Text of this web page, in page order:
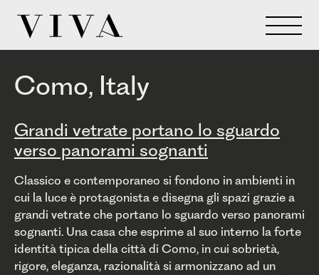
Como, Italy
Grandi vetrate portano lo sguardo
verso panorami sognanti
Classico e contemporaneo si fondono in ambienti in
cui la luce è protagonista e disegna gli spazi grazie a
grandi vetrate che portano lo sguardo verso panorami
sognanti. Una casa che esprime al suo interno la forte
identità tipica della città di Como, in cui sobrietà,
rigore, eleganza, razionalità si armonizzano ad un